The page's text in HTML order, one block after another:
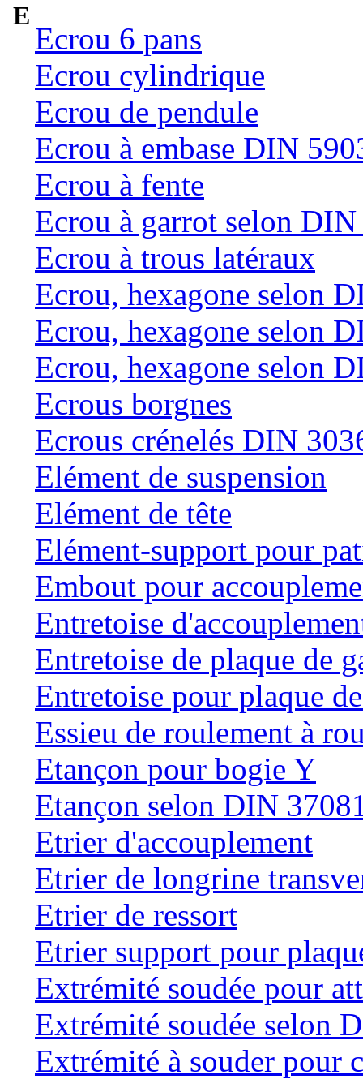
E
Ecrou 6 pans
Ecrou cylindrique
Ecrou de pendule
Ecrou à embase DIN
Ecrou à fente
Ecrou à garrot selon
Ecrou à trous latéraux
Ecrou, hexagone selon
Ecrou, hexagone selon
Ecrou, hexagone selon
Ecrous borgnes
Ecrous crénelés DIN
Elément de suspension
Elément de tête
Elément-support pour
Embout pour
Entretoise
Entretoise de plaque de
Entretoise pour plaque
Essieu de roulement à
Etançon pour bogie Y
Etançon selon DIN
Etrier d'accouplement
Etrier de longrine
Etrier de ressort
Etrier support pour
Extrémité soudée pour
Extrémité soudée selon
Extrémité à souder pour